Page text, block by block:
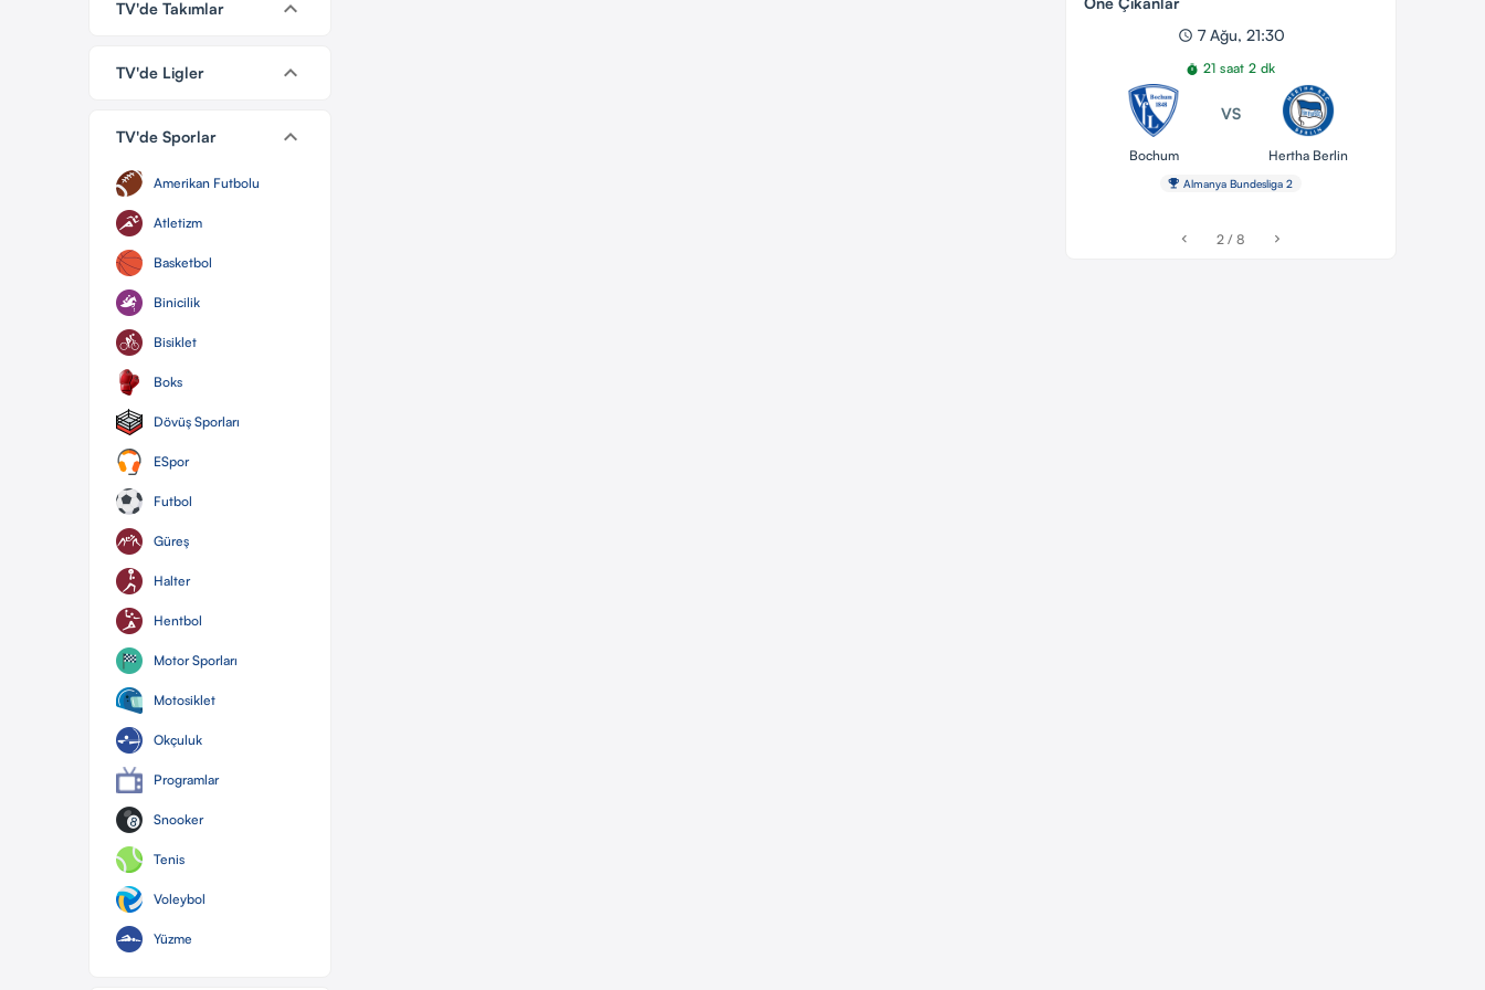
TV'de Takımlar keyboard_arrow_down
TV'de Ligler keyboard_arrow_down
TV'de Sporlar keyboard_arrow_down
Amerikan Futbolu
Atletizm
Basketbol
Binicilik
Bisiklet
Boks
Dövüş Sporları
ESpor
Futbol
Güreş
Halter
Hentbol
Motor Sporları
Motosiklet
Okçuluk
Programlar
Snooker
Tenis
Voleybol
Yüzme
schedule 7 Ağu, 21:30
timer 21 saat 2 dk
Bochum
VS
Hertha Berlin
emoji_events Almanya Bundesliga 2
chevron_left 2 / 8 chevron_right